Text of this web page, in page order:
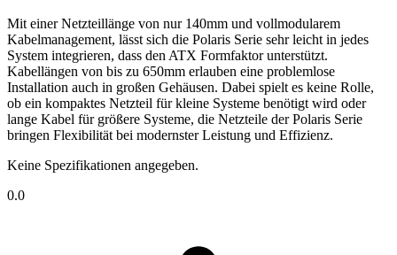
Mit einer Netzteillänge von nur 140mm und vollmodularem
Kabelmanagement, lässt sich die Polaris Serie sehr leicht in jedes
System integrieren, dass den ATX Formfaktor unterstützt.
Kabellängen von bis zu 650mm erlauben eine problemlose
Installation auch in großen Gehäusen. Dabei spielt es keine Rolle,
ob ein kompaktes Netzteil für kleine Systeme benötigt wird oder
lange Kabel für größere Systeme, die Netzteile der Polaris Serie
bringen Flexibilität bei modernster Leistung und Effizienz.
Keine Spezifikationen angegeben.
0.0